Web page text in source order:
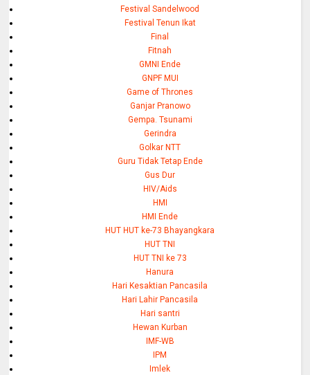
Festival Sandelwood
Festival Tenun Ikat
Final
Fitnah
GMNI Ende
GNPF MUI
Game of Thrones
Ganjar Pranowo
Gempa. Tsunami
Gerindra
Golkar NTT
Guru Tidak Tetap Ende
Gus Dur
HIV/Aids
HMI
HMI Ende
HUT HUT ke-73 Bhayangkara
HUT TNI
HUT TNI ke 73
Hanura
Hari Kesaktian Pancasila
Hari Lahir Pancasila
Hari santri
Hewan Kurban
IMF-WB
IPM
Imlek